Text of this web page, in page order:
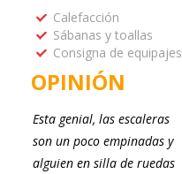
Calefacción
Sábanas y toallas
Consigna de equipajes
OPINIÓN
Esta genial, las escaleras
son un poco empinadas y
alguien en silla de ruedas